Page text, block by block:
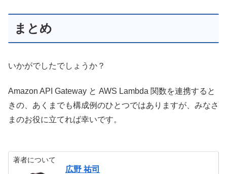
まとめ
いかがでしたでしょうか？
Amazon API Gateway と AWS Lambda 関数を連携すると
きの、あくまでも構成例のひとつではありますが、みなさ
まのお役に立てれば幸いです。
著者について
広野 祐司